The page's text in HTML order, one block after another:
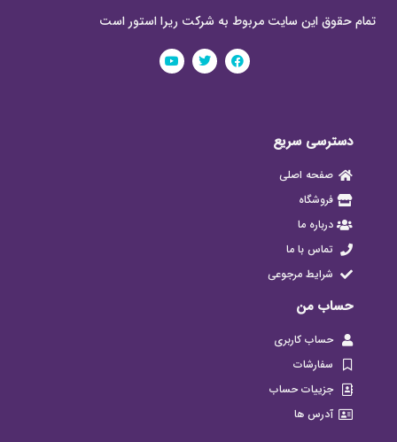
تمام حقوق این سایت مربوط به شرکت ریرا استور است
دسترسی سریع
صفحه اصلی
فروشگاه
درباره ما
تماس با ما
شرایط مرجوعی
حساب من
حساب کاربری
سفارشات
جزییات حساب
آدرس ها